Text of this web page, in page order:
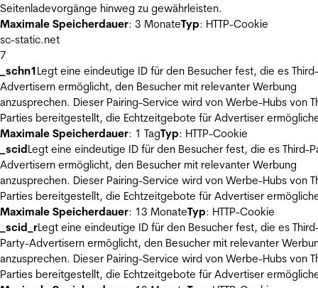
Seitenladevorgänge hinweg zu gewährleisten.
Maximale Speicherdauer: 3 MonateTyp: HTTP-Cookie
sc-static.net
7
_schn1Legt eine eindeutige ID für den Besucher fest, die es
Advertisern ermöglicht, den Besucher mit relevanter Werbung
anzusprechen. Dieser Pairing-Service wird von Werbe-Hubs von
Parties bereitgestellt, die Echtzeitgebote für Advertiser
Maximale Speicherdauer: 1 TagTyp: HTTP-Cookie
_scidLegt eine eindeutige ID für den Besucher fest, die es Third-
Advertisern ermöglicht, den Besucher mit relevanter Werbung
anzusprechen. Dieser Pairing-Service wird von Werbe-Hubs von
Parties bereitgestellt, die Echtzeitgebote für Advertiser
Maximale Speicherdauer: 13 MonateTyp: HTTP-Cookie
_scid_rLegt eine eindeutige ID für den Besucher fest, die es
Party-Advertisern ermöglicht, den Besucher mit relevanter
anzusprechen. Dieser Pairing-Service wird von Werbe-Hubs von
Parties bereitgestellt, die Echtzeitgebote für Advertiser